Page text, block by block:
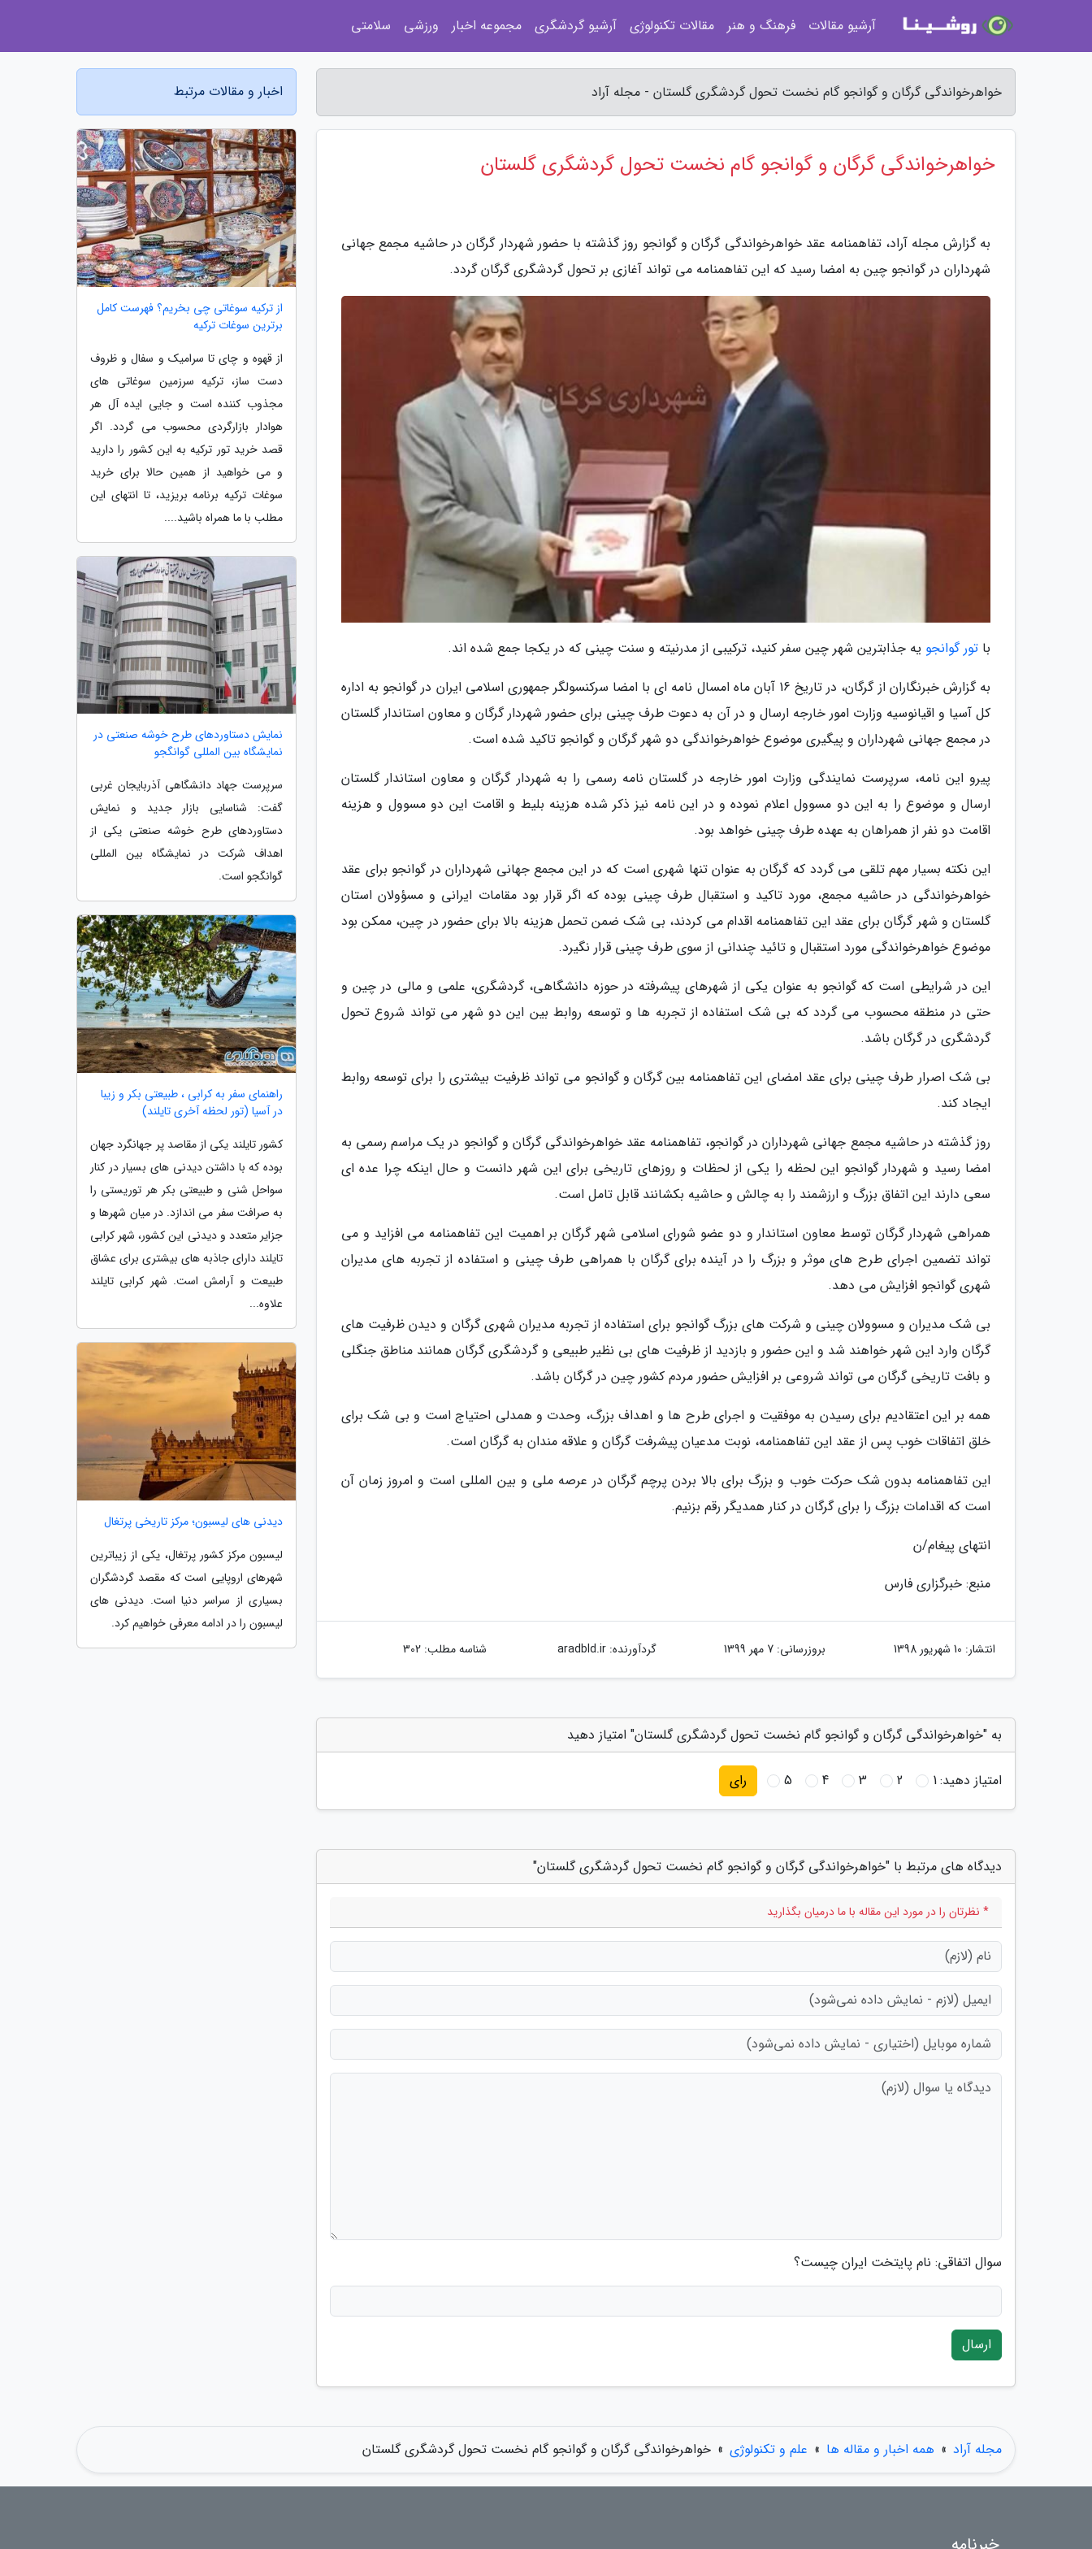
خواهرخواندگی گرگان و گوانجو گام نخست تحول گردشگری گلستان - مجله آراد
خواهرخواندگی گرگان و گوانجو گام نخست تحول گردشگری گلستان
به گزارش مجله آراد، تفاهمنامه عقد خواهرخواندگی گرگان و گوانجو روز گذشته با حضور شهردار گرگان در حاشیه مجمع جهانی
شهرداران در گوانجو چین به امضا رسید که این تفاهمنامه می تواند آغازی بر تحول گردشگری گرگان گردد.
با تور گوانجو یه جذابترین شهر چین سفر کنید، ترکیبی از مدرنیته و سنت چینی که در یکجا جمع شده اند.
به گزارش خبرنگاران از گرگان، در تاریخ 16 آبان ماه امسال نامه ای با امضا سرکنسولگر جمهوری اسلامی ایران در گوانجو به اداره
کل آسیا و اقیانوسیه وزارت امور خارجه ارسال و در آن به دعوت طرف چینی برای حضور شهردار گرگان و معاون استاندار گلستان
در مجمع جهانی شهرداران و پیگیری موضوع خواهرخواندگی دو شهر گرگان و گوانجو تاکید شده است.
پیرو این نامه، سرپرست نمایندگی وزارت امور خارجه در گلستان نامه رسمی را به شهردار گرگان و معاون استاندار گلستان
ارسال و موضوع را به این دو مسوول اعلام نموده و در این نامه نیز ذکر شده هزینه بلیط و اقامت این دو مسوول و هزینه
اقامت دو نفر از همراهان به عهده طرف چینی خواهد بود.
این نکته بسیار مهم تلقی می گردد که گرگان به عنوان تنها شهری است که در این مجمع جهانی شهرداران در گوانجو برای عقد
خواهرخواندگی در حاشیه مجمع، مورد تاکید و استقبال طرف چینی بوده که اگر قرار بود مقامات ایرانی و مسؤولان استان
گلستان و شهر گرگان برای عقد این تفاهمنامه اقدام می کردند، بی شک ضمن تحمل هزینه بالا برای حضور در چین، ممکن بود
موضوع خواهرخواندگی مورد استقبال و تائید چندانی از سوی طرف چینی قرار نگیرد.
این در شرایطی است که گوانجو به عنوان یکی از شهرهای پیشرفته در حوزه دانشگاهی، گردشگری، علمی و مالی در چین و
حتی در منطقه محسوب می گردد که بی شک استفاده از تجربه ها و توسعه روابط بین این دو شهر می تواند شروع تحول
گردشگری در گرگان باشد.
بی شک اصرار طرف چینی برای عقد امضای این تفاهمنامه بین گرگان و گوانجو می تواند ظرفیت بیشتری را برای توسعه روابط
ایجاد کند.
روز گذشته در حاشیه مجمع جهانی شهرداران در گوانجو، تفاهمنامه عقد خواهرخواندگی گرگان و گوانجو در یک مراسم رسمی به
امضا رسید و شهردار گوانجو این لحظه را یکی از لحظات و روزهای تاریخی برای این شهر دانست و حال اینکه چرا عده ای
سعی دارند این اتفاق بزرگ و ارزشمند را به چالش و حاشیه بکشانند قابل تامل است.
همراهی شهردار گرگان توسط معاون استاندار و دو عضو شورای اسلامی شهر گرگان بر اهمیت این تفاهمنامه می افزاید و می
تواند تضمین اجرای طرح های موثر و بزرگ را در آینده برای گرگان با همراهی طرف چینی و استفاده از تجربه های مدیران
شهری گوانجو افزایش می دهد.
بی شک مدیران و مسوولان چینی و شرکت های بزرگ گوانجو برای استفاده از تجربه مدیران شهری گرگان و دیدن ظرفیت های
گرگان وارد این شهر خواهند شد و این حضور و بازدید از ظرفیت های بی نظیر طبیعی و گردشگری گرگان همانند مناطق جنگلی
و بافت تاریخی گرگان می تواند شروعی بر افزایش حضور مردم کشور چین در گرگان باشد.
همه بر این اعتقادیم برای رسیدن به موفقیت و اجرای طرح ها و اهداف بزرگ، وحدت و همدلی احتیاج است و بی شک برای
خلق اتفاقات خوب پس از عقد این تفاهمنامه، نوبت مدعیان پیشرفت گرگان و علاقه مندان به گرگان است.
این تفاهمنامه بدون شک حرکت خوب و بزرگ برای بالا بردن پرچم گرگان در عرصه ملی و بین المللی است و امروز زمان آن
است که اقدامات بزرگ را برای گرگان در کنار همدیگر رقم بزنیم.
انتهای پیغام/ن
منبع: خبرگزاری فارس
انتشار: 10 شهریور 1398 بروزرسانی: 7 مهر 1399 گردآورنده:aradbld.ir شناسه مطلب: 302
به "خواهرخواندگی گرگان و گوانجو گام نخست تحول گردشگری گلستان" امتیاز دهید
امتیاز دهید:1
2
3
4
5 رای
دیدگاه های مرتبط با "خواهرخواندگی گرگان و گوانجو گام نخست تحول گردشگری گلستان"
* نظرتان را در مورد این مقاله با ما درمیان بگذارید
سوال اتفاقی: نام پایتخت ایران چیست؟
ارسال
اخبار و مقالات مرتبط
از ترکیه سوغاتی چی بخریم؟ فهرست کامل
برترین سوغات ترکیه
از قهوه و چای تا سرامیک و سفال و ظروف
دست ساز، ترکیه سرزمین سوغاتی های
مجذوب کننده است و جایی ایده آل هر
هوادار بازارگردی محسوب می گردد. اگر
قصد خرید تور ترکیه به این کشور را دارید
و می خواهید از همین حالا برای خرید
سوغات ترکیه برنامه بریزید، تا انتهای این
مطلب با ما همراه باشید....
نمایش دستاوردهای طرح خوشه صنعتی در
نمایشگاه بین المللی گوانگجو
سرپرست جهاد دانشگاهی آذربایجان غربی
گفت: شناسایی بازار جدید و نمایش
دستاوردهای طرح خوشه صنعتی یکی از
اهداف شرکت در نمایشگاه بین المللی
گوانگجو است.
راهنمای سفر به کرابی ، طبیعتی بکر و زیبا
در آسیا (تور لحظه آخری تایلند)
کشور تایلند یکی از مقاصد پر جهانگرد جهان
بوده که با داشتن دیدنی های بسیار در کنار
سواحل شنی و طبیعتی بکر هر توریستی را
به صرافت سفر می اندازد. در میان شهرها و
جزایر متعدد و دیدنی این کشور، شهر کرابی
تایلند دارای جاذبه های بیشتری برای عشاق
طبیعت و آرامش است. شهر کرابی تایلند
علاوه...
دیدنی های لیسبون؛ مرکز تاریخی پرتغال
لیسبون مرکز کشور پرتغال، یکی از زیباترین
شهرهای اروپایی است که مقصد گردشگران
بسیاری از سراسر دنیا است. دیدنی های
لیسبون را در ادامه معرفی خواهیم کرد.
مجله آراد » همه اخبار و مقاله ها » علم و تکنولوژی » خواهرخواندگی گرگان و گوانجو گام نخست تحول گردشگری گلستان
آرشیو مقالات فرهنگ و هنر مقالات تکنولوژی آرشیو گردشگری مجموعه اخبار ورزشی سلامتی